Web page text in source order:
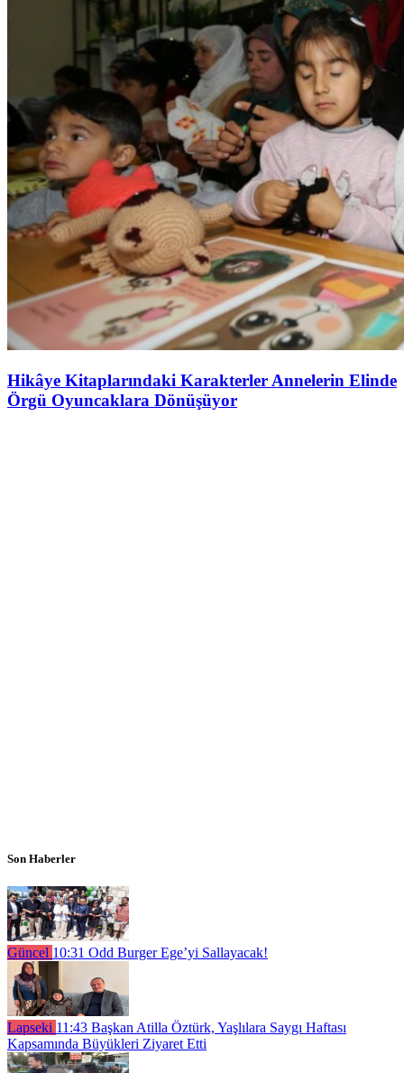
Hikâye Kitaplarındaki Karakterler Annelerin Elinde
Örgü Oyuncaklara Dönüşüyor
Son Haberler
Güncel 10:31 Odd Burger Ege’yi Sallayacak!
Lapseki 11:43 Başkan Atilla Öztürk, Yaşlılara Saygı Haftası
Kapsamında Büyükleri Ziyaret Etti